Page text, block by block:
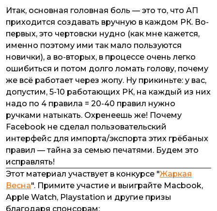
Итак, основная головная боль — это то, что АП
приходится создавать вручную в каждом РК. Во-
первых, это чертовски нудно (как мне кажется,
именно поэтому ими так мало пользуются
новички), а во-вторых, в процессе очень легко
ошибиться и потом долго ломать голову, почему
же всё работает через жопу. Ну прикиньте: у вас,
допустим, 5-10 работающих РК, на каждый из них
надо по 4 правила = 20-40 правил нужно
ручками натыкать. Охренеешь же! Почему
Facebook не сделал пользовательский
интерфейс для импорта/экспорта этих грёбаных
правил — тайна за семью печатями. Будем это
исправлять!
Этот материал участвует в конкурсе "Жаркая
Весна". Примите участие и выиграйте Macbook,
Apple Watch, Playstation и другие призы
благодаря спонсорам: